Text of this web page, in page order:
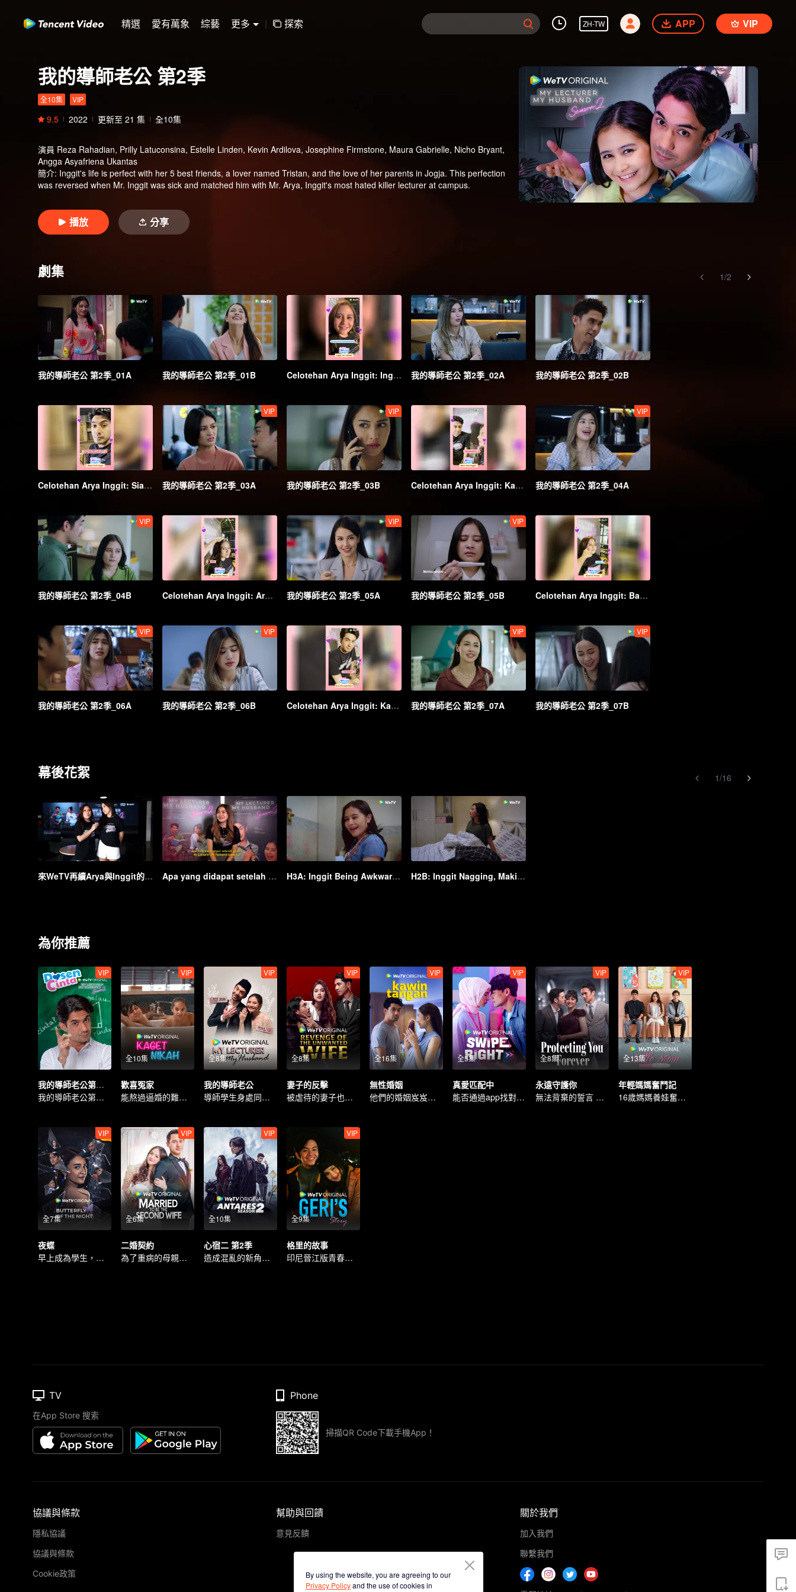
精選 愛有萬象 綜藝 更多 | 探索 ZH-TW APP VIP
我的導師老公 第2季
全10集 VIP
9.5 2022 更新至 21 集 全10集
演員 Reza Rahadian, Prilly Latuconsina, Estelle Linden, Kevin Ardilova, Josephine Firmstone, Maura Gabrielle, Nicho Bryant,
Angga Asyafriena Ukantas
簡介: Inggit's life is perfect with her 5 best friends, a lover named Tristan, and the love of her parents in Jogja. This perfection
was reversed when Mr. Inggit was sick and matched him with Mr. Arya, Inggit's most hated killer lecturer at campus.
播放 分享
劇集 1/2
我的導師老公 第2季_01A 我的導師老公 第2季_01B Celotehan Arya Inggit: Inggit Istri Nackal | My Lecturer My Husband S2 我的導師老公 第2季_02A 我的導師老公 第2季_02B
Celotehan Arya Inggit: Siasat Licik Inggit | My Lecturer My Husband S2
VIP
我的導師老公 第2季_03A
VIP
我的導師老公 第2季_03B Celotehan Arya Inggit: Karin atau Inggit? | My Lecturer My Husband S2
VIP
我的導師老公 第2季_04A
VIP
我的導師老公 第2季_04B Celotehan Arya Inggit: Arya Suami Modus | My Lecturer My Husband S2
VIP
我的導師老公 第2季_05A
VIP
我的導師老公 第2季_05B Celotehan Arya Inggit: Bandrek Petaka | My Lecturer My Husband S2
VIP
我的導師老公 第2季_06A
VIP
我的導師老公 第2季_06B Celotehan Arya Inggit: Karin Perusak Mood | My Lecturer My Husband S2
VIP
我的導師老公 第2季_07A
VIP
我的導師老公 第2季_07B
幕後花絮 1/16
來WeTV再續Arya與Inggit的浪漫故事吧！ Apa yang didapat setelah shooting My Lecturer My Husband S2? H3A: Inggit Being Awkward Meeting Tristan | My Lecturer My Husband S2 H2B: Inggit Nagging, Making Arya Gets Sick | My Lecturer My Husband S2
為你推薦
VIP
我的導師老公第二季之愛情導師
我的導師老公第二季周邊
全10集
VIP
歡喜冤家
能熬過逼婚的難關嗎？
全8集
VIP
我的導師老公
導師學生身處同一屋簷下
全8集
VIP
妻子的反擊
被虐待的妻子也許不語，但復仇從不沉睡
全16集
VIP
無性婚姻
他們的婚姻岌岌可危
全5集
VIP
真愛匹配中
能否通過app找對象嗎？
全8集
VIP
永遠守護你
無法背棄的誓言 難以忘卻的承諾
全13集
VIP
年輕媽媽奮鬥記
16歲媽媽養娃奮鬥記
全7集
VIP
夜蝶
早上成為學生，晚上成為妓女。
全6集
VIP
二婚契約
為了重病的母親，她被迫成為別人的“二妻”
全10集
VIP
心宿二 第2季
造成混亂的新角色的出現。
全9集
VIP
格里的故事
印尼晉江版青春愛情劇
By using the website, you are agreeing to our
Privacy Policyand the use of cookies in
TV
在App Store 搜索
Phone
掃描QR Code下載手機App！
協議與條款
隱私協議
協議與條款
Cookie政策
幫助與回饋
意見反饋
關於我們
加入我們
聯繫我們